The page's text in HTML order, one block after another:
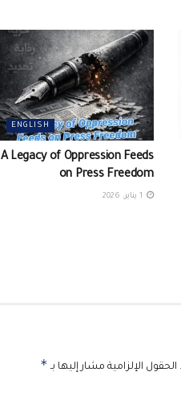
ENGLISH
A Legacy of Oppression Feeds
on Press Freedom
الحقول الإلزامية مشار إليها بـ *